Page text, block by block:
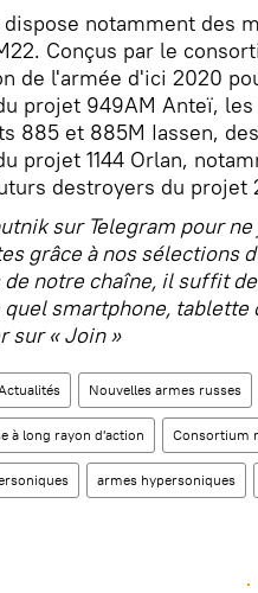
dispose notamment des
Conçus par le
de l'armée d'ici 2020
projet 949AM Anteï,
885 et 885M Iassen,
projet 1144 Orlan,
destroyers du projet
sur Telegram pour
grâce à nos sélections
notre chaîne, il suffit
smartphone,
sur « Join »
Nouvelles armes russes
à long rayon d'action Consortium
armes hypersoniques